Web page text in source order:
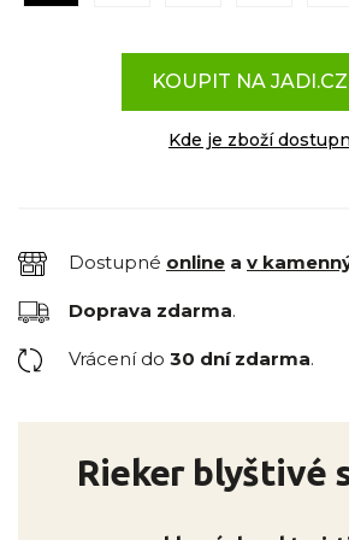
KOUPIT NA JADI.CZ
Kde je zboží
Dostupné online a v
Doprava zdarma.
Vrácení do 30 dní zdarma.
Rieker blyštivé